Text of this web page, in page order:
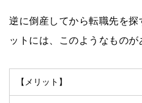
逆に倒産してから転職先を探
ットには、このようなものが
【メリット】